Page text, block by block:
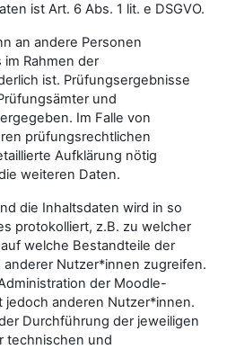
ist Art. 6 Abs. 1 lit. e DSGVO.
an andere Personen
Rahmen der
ist. Prüfungsergebnisse
und
Im Falle von
prüfungsrechtlichen
Aufklärung nötig
weiteren Daten.
die Inhaltsdaten wird in so
protokolliert, z.B. zu welcher
welche Bestandteile der
Nutzer*innen zugreifen.
der Moodle-
jedoch anderen Nutzer*innen.
Durchführung der jeweiligen
technischen und